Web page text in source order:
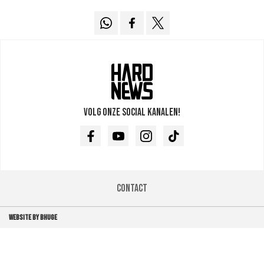
Volg onze social kanalen!
FacebookYoutubeInstagramTikTok
Contact
WEBSITE BY BHUGE